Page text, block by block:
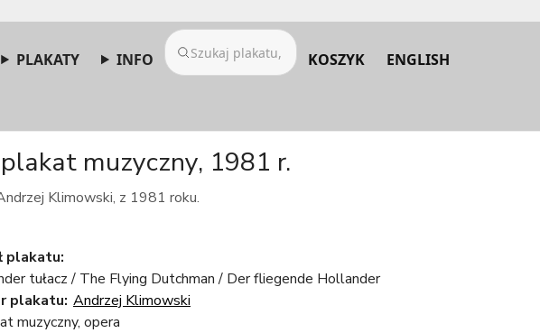
PLAKATY INFO KOSZYK ENGLISH
muzyczny, 1981 r.
Klimowski, z 1981 roku.
plakatu:
tułacz / The Flying Dutchman / Der fliegende Hollander
plakatu: Andrzej Klimowski
muzyczny, opera